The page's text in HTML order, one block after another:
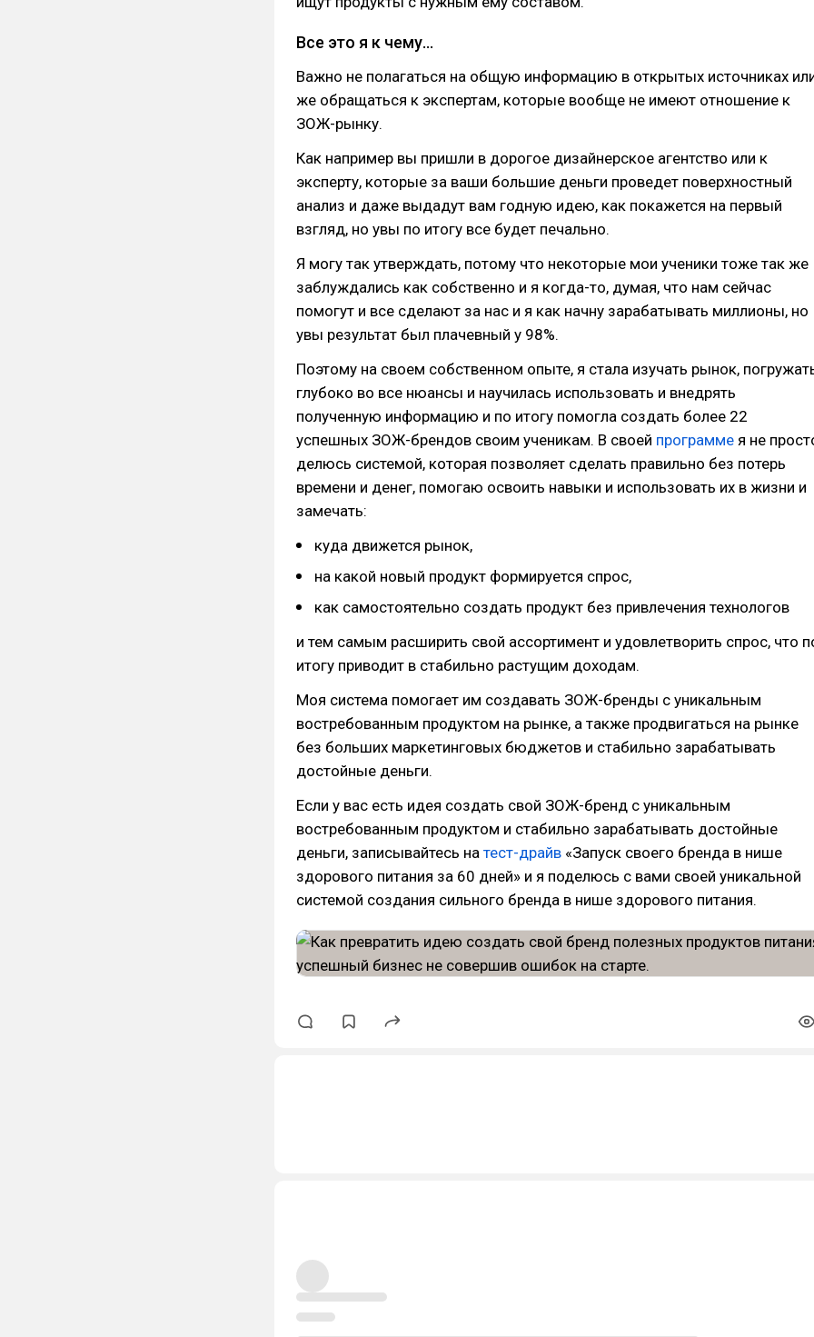
Все это я к чему…
Важно не полагаться на общую информацию в открытых источниках
же обращаться к экспертам, которые вообще не имеют отношение к
ЗОЖ-рынку.
Как например вы пришли в дорогое дизайнерское агентство или к
эксперту, которые за ваши большие деньги проведет поверхностный
анализ и даже выдадут вам годную идею, как покажется на первый
взгляд, но увы по итогу все будет печально.
Я могу так утверждать, потому что некоторые мои ученики тоже так же
заблуждались как собственно и я когда-то, думая, что нам сейчас
помогут и все сделают за нас и я как начну зарабатывать миллионы, но
увы результат был плачевный у 98%.
Поэтому на своем собственном опыте, я стала изучать рынок,
глубоко во все нюансы и научилась использовать и внедрять
полученную информацию и по итогу помогла создать более 22
успешных ЗОЖ-брендов своим ученикам. В своей программе я не
делюсь системой, которая позволяет сделать правильно без потерь
времени и денег, помогаю освоить навыки и использовать их в жизни и
замечать:
куда движется рынок,
на какой новый продукт формируется спрос,
как самостоятельно создать продукт без привлечения технологов
и тем самым расширить свой ассортимент и удовлетворить спрос, что
итогу приводит в стабильно растущим доходам.
Моя система помогает им создавать ЗОЖ-бренды с уникальным
востребованным продуктом на рынке, а также продвигаться на рынке
без больших маркетинговых бюджетов и стабильно зарабатывать
достойные деньги.
Если у вас есть идея создать свой ЗОЖ-бренд с уникальным
востребованным продуктом и стабильно зарабатывать достойные
деньги, записывайтесь на тест-драйв «Запуск своего бренда в нише
здорового питания за 60 дней» и я поделюсь с вами своей уникальной
системой создания сильного бренда в нише здорового питания.